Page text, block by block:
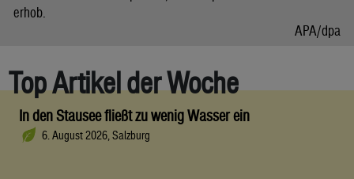
erhob.
APA/dpa
Top Artikel der Woche
In den Stausee fließt zu wenig Wasser ein
6. August 2026, Salzburg